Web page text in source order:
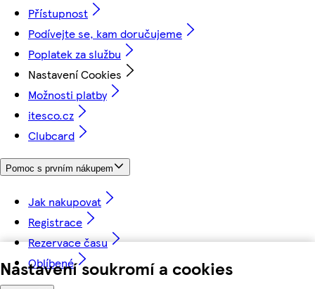
Nastavení soukromí a cookies
Přístupnost
Podívejte se, kam doručujeme
Poplatek za službu
Nastavení Cookies
Možnosti platby
itesco.cz
Clubcard
Pomoc s prvním nákupem
Jak nakupovat
Registrace
Rezervace času
Oblíbené